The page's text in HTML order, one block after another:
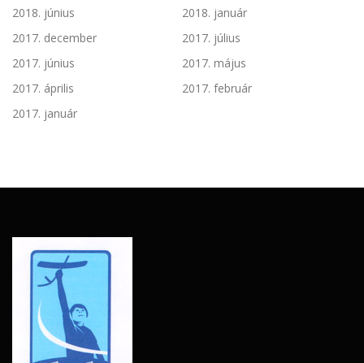
2018. június
2018. január
2017. december
2017. július
2017. június
2017. május
2017. április
2017. február
2017. január